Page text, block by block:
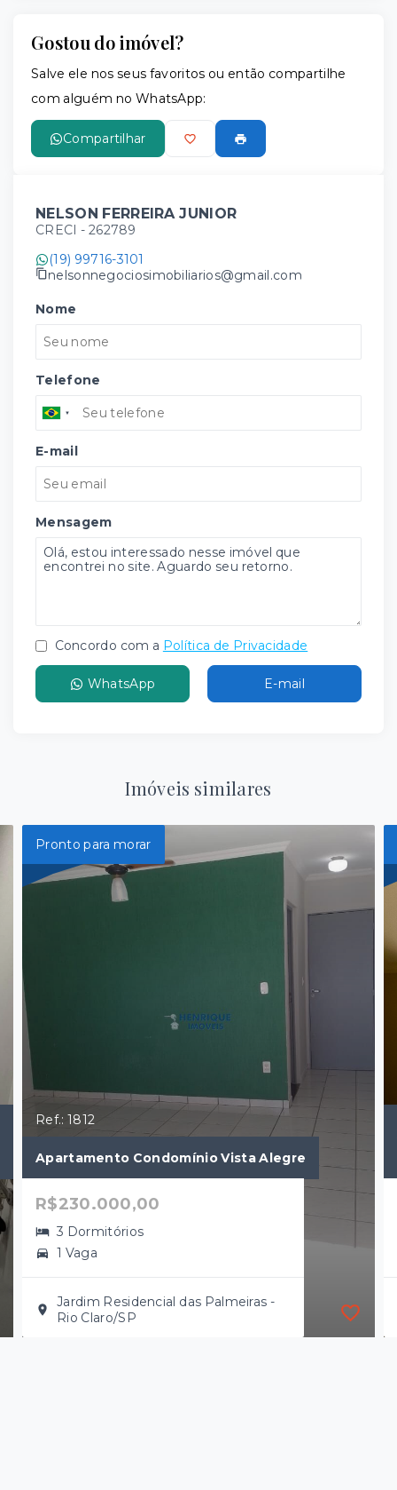
Gostou do imóvel?
Salve ele nos seus favoritos ou então compartilhe
com alguém no WhatsApp:
Compartilhar
NELSON FERREIRA JUNIOR
CRECI - 262789
(19) 99716-3101
nelsonnegociosimobiliarios@gmail.com
Nome
Telefone
E-mail
Mensagem
Concordo com a Política de Privacidade
WhatsApp E-mail
Imóveis similares
Pronto para morar
Ref.: 1812
Apartamento Condomínio Vista Alegre
R$230.000,00
3 Dormitórios
1 Vaga
Jardim Residencial das Palmeiras -
Rio Claro/SP